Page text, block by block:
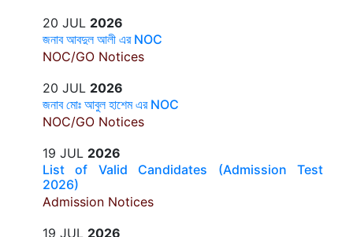
20 JUL 2026
জনাব আবদুল আলী এর NOC
NOC/GO Notices
20 JUL 2026
জনাব মোঃ আবুল হাশেম এর NOC
NOC/GO Notices
19 JUL 2026
List of Valid Candidates (Admission Test
2026)
Admission Notices
19 JUL 2026